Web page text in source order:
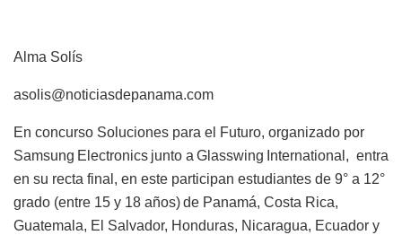
Alma Solís
asolis@noticiasdepanama.com
En concurso Soluciones para el Futuro, organizado por
Samsung Electronics junto a Glasswing International, entra
en su recta final, en este participan estudiantes de 9° a 12°
grado (entre 15 y 18 años) de Panamá, Costa Rica,
Guatemala, El Salvador, Honduras, Nicaragua, Ecuador y